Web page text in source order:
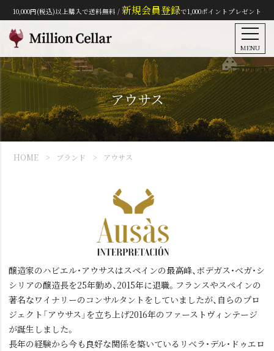
10,000円(税込)以上購入で送料無料 / 新規会員登録で1,000ポイントプレゼント
MENU
アウサス
HOME ブランド アウサス
醸造家のハビエル・アウサスはスペインの最高峰、ボデガス・ベガ・シ
シリアの醸造長を25年勤め、2015年に退職。フランスやスペインの
著名なワイナリーのコンサルタントをしていましたが、自らのプロ
ジェクト「アウサス」を立ち上げ2016年のファーストヴィンテージ
が誕生しました。
長年の経験から今も良好な関係を築いているリベラ・デル・ドゥエロ